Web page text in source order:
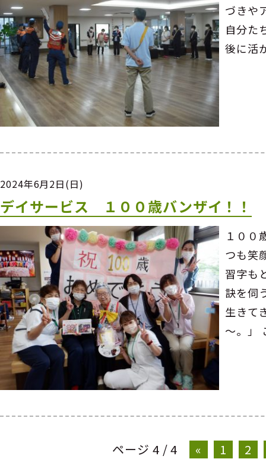
づきや
自分た
後に活
2024年6月2日(日)
デイサービス １００歳バンザイ！！
１００
つも笑
習字も
訣を伺
生きて
～。」
ページ 4 / 4 « 1 2